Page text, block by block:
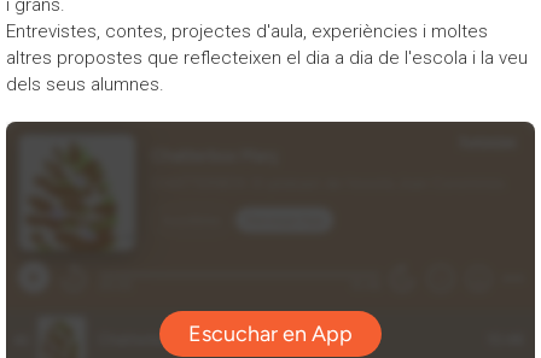
i grans.
Entrevistes, contes, projectes d'aula, experiències i moltes
altres propostes que reflecteixen el dia a dia de l'escola i la veu
dels seus alumnes.